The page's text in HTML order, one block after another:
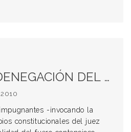
GENERAL DE INMUEBLES. JUICIO DE REPETICIÓN. COMPETENCIA CONTENCIOSO ADMINISTRATIVA
-invocando la
constitucionales del juez